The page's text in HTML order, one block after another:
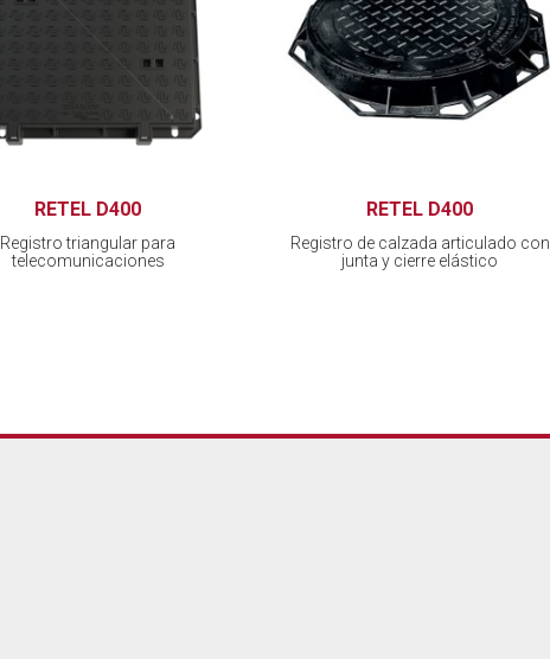
RETEL D400
Registro triangular para
telecomunicaciones
RETEL D400
Registro de calzada articulado con
junta y cierre elástico